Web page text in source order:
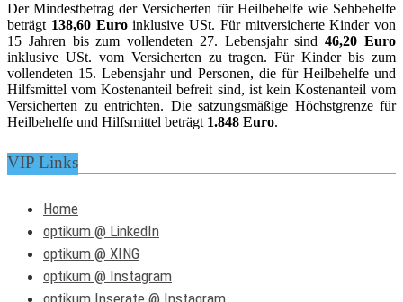
Der Mindestbetrag der Versicherten für Heilbehelfe wie Sehbehelfe
beträgt 138,60 Euroinklusive USt. Für mitversicherte Kinder von
15 Jahren bis zum vollendeten 27. Lebensjahr sind46,20 Euro
inklusive USt. vom Versicherten zu tragen. Für Kinder bis zum
vollendeten 15. Lebensjahr und Personen, die für Heilbehelfe und
Hilfsmittel vom Kostenanteil befreit sind, ist kein Kostenanteil vom
Versicherten zu entrichten. Die satzungsmäßige Höchstgrenze für
Heilbehelfe und Hilfsmittel beträgt 1.848 Euro.
VIP Links
Home
optikum @ LinkedIn
optikum @ XING
optikum @ Instagram
optikum Inserate @ Instagram